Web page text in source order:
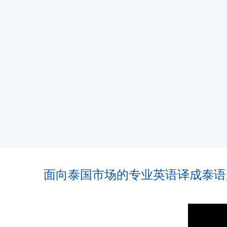
面向泰国市场的专业英语译成泰